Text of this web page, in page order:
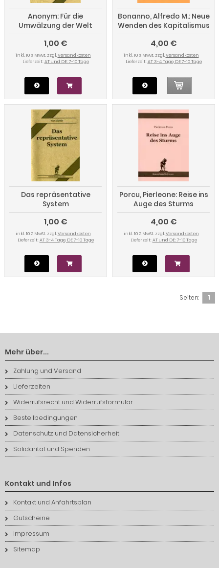
Anonym: Für die
Umwälzung der Welt
1,00 €
inkl. 10 % MwSt. zzgl.Versandkosten
Lieferzeit: AT und DE: 7-10 Tage
Bonanno, Alfredo M.: Neue
Wenden des Kapitalismus
4,00 €
inkl. 10 % MwSt. zzgl.Versandkosten
Lieferzeit: AT 3-4 Tage, DE 7-10 Tage
Das repräsentative
System
1,00 €
inkl. 10 % MwSt. zzgl.Versandkosten
Lieferzeit: AT 3-4 Tage, DE 7-10 Tage
Porcu, Pierleone: Reise ins
Auge des Sturms
4,00 €
inkl. 10 % MwSt. zzgl.Versandkosten
Lieferzeit: AT und DE: 7-10 Tage
Seiten: 1
Mehr über...
Zahlung und Versand
Lieferzeiten
Widerrufsrecht und Widerrufsformular
Bestellbedingungen
Datenschutz und Datensicherheit
Solidarität und Spenden
Kontakt und Infos
Kontakt und Anfahrtsplan
Gutscheine
Impressum
Sitemap